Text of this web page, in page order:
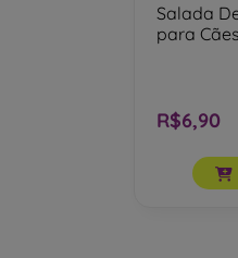
Salada
para
R$6,90